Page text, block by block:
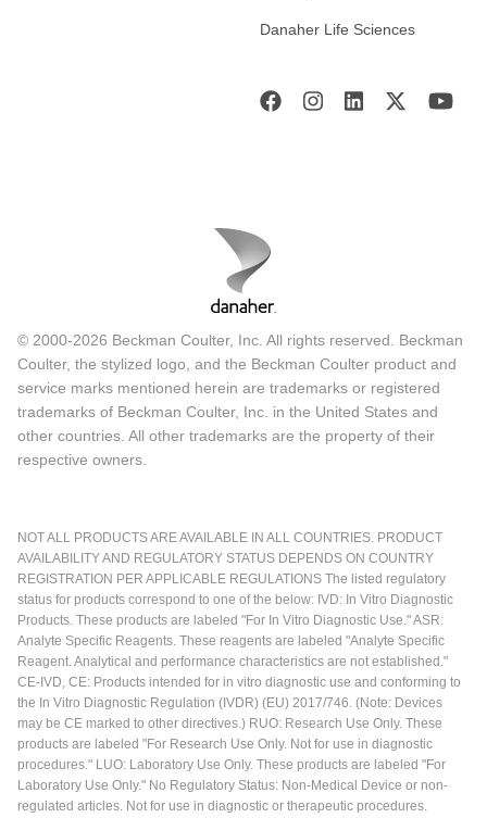
Danaher Life Sciences
© 2000-2026 Beckman Coulter, Inc. All rights reserved. Beckman
Coulter, the stylized logo, and the Beckman Coulter product and
service marks mentioned herein are trademarks or registered
trademarks of Beckman Coulter, Inc. in the United States and
other countries. All other trademarks are the property of their
respective owners.
NOT ALL PRODUCTS ARE AVAILABLE IN ALL COUNTRIES. PRODUCT
AVAILABILITY AND REGULATORY STATUS DEPENDS ON COUNTRY
REGISTRATION PER APPLICABLE REGULATIONS The listed regulatory
status for products correspond to one of the below: IVD: In Vitro Diagnostic
Products. These products are labeled "For In Vitro Diagnostic Use." ASR:
Analyte Specific Reagents. These reagents are labeled "Analyte Specific
Reagent. Analytical and performance characteristics are not established."
CE-IVD, CE: Products intended for in vitro diagnostic use and conforming to
the In Vitro Diagnostic Regulation (IVDR) (EU) 2017/746. (Note: Devices
may be CE marked to other directives.) RUO: Research Use Only. These
products are labeled "For Research Use Only. Not for use in diagnostic
procedures." LUO: Laboratory Use Only. These products are labeled "For
Laboratory Use Only." No Regulatory Status: Non-Medical Device or non-
regulated articles. Not for use in diagnostic or therapeutic procedures.